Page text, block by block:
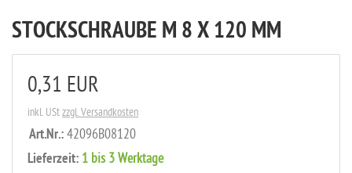
STOCKSCHRAUBE M 8 X 120 MM
0,31 EUR
inkl. UStzzgl. Versandkosten
Art.Nr.: 42096B08120
Lieferzeit: 1 bis 3 Werktage